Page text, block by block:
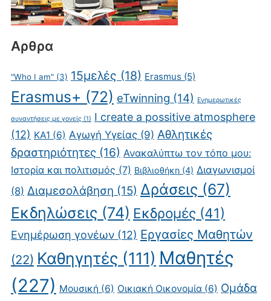
Αρθρα
"Who I am"(3) 15μελές (18) Erasmus (5)
Erasmus+ (72) eTwinning (14) Eνημερωτικές
συναντήσεις με γονείς (1) I create a possitive atmosphere
(12) KA1 (6) Αγωγή Υγείας(9) Αθλητικές
δραστηριότητες(16) Ανακαλύπτω τον τόπο μου:
Ιστορία και πολιτισμός (7) Βιβλιοθήκη(4) Διαγωνισμοί
(8) Διαμεσολάβηση (15) Δράσεις (67)
Εκδηλώσεις (74) Εκδρομές (41)
Ενημέρωση γονέων(12) Εργασίες Μαθητών
(22) Καθηγητές (111) Μαθητές
(227) Μουσική (6) Οικιακή Οικονομία (6) Ομάδα